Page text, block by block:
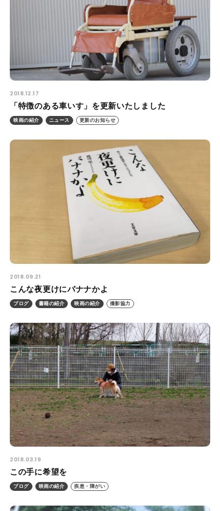
2018.12.17
「特徴のある車いす」を更新いたしました
映画の紹介 ニュース 更新のお知らせ
2018.09.21
こんな夜更けにバナナかよ
ブログ 書籍の紹介 映画の紹介 撮影協力
2018.03.19
この手に希望を
ブログ 映画の紹介 疾患・障がい